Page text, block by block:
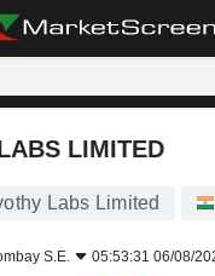
LIMITED
LIMITED
Labs Limited
S.E. 05:53:31 06/08/